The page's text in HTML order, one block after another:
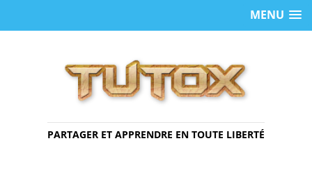
MENU
PARTAGER ET APPRENDRE EN TOUTE LIBERTÉ